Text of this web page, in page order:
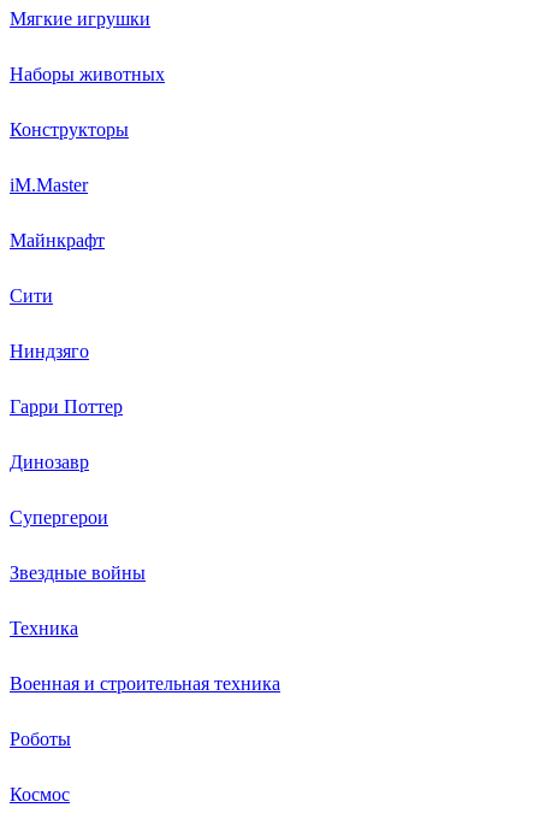
Мягкие игрушки
Наборы животных
Конструкторы
iM.Master
Майнкрафт
Сити
Ниндзяго
Гарри Поттер
Динозавр
Супергерои
Звездные войны
Техника
Военная и строительная техника
Роботы
Космос